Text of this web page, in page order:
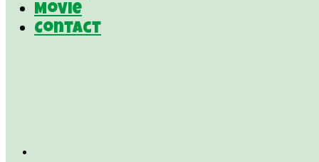
Movie
Contact